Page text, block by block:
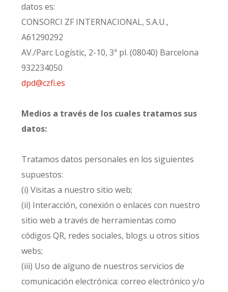
datos es:
CONSORCI ZF INTERNACIONAL, S.A.U.,
A61290292
AV./Parc Logístic, 2-10, 3ª pl. (08040) Barcelona
932234050
dpd@czfi.es
Medios a través de los cuales tratamos sus
datos:
Tratamos datos personales en los siguientes
supuestos:
(i) Visitas a nuestro sitio web;
(ii) Interacción, conexión o enlaces con nuestro
sitio web a través de herramientas como
códigos QR, redes sociales, blogs u otros sitios
webs;
(iii) Uso de alguno de nuestros servicios de
comunicación electrónica: correo electrónico y/o